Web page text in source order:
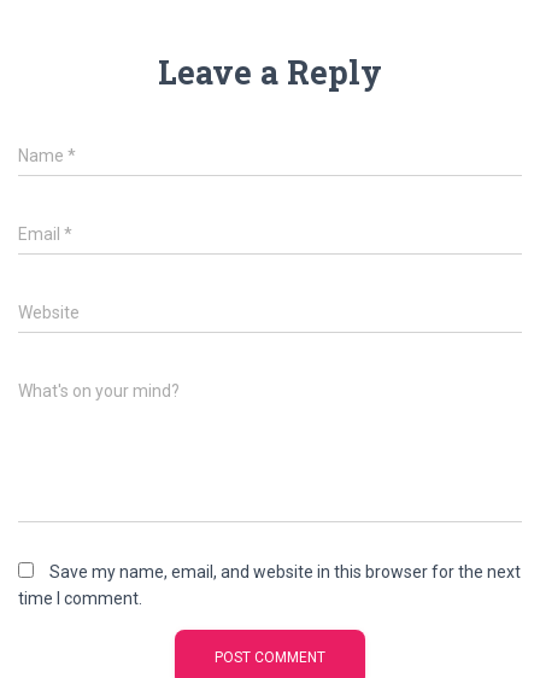
Leave a Reply
Name *
Email *
Website
What's on your mind?
Save my name, email, and website in this browser for the next
time I comment.